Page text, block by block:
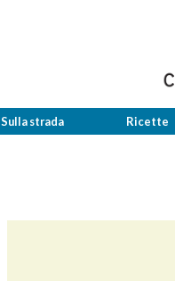
Sulla strada Ricette